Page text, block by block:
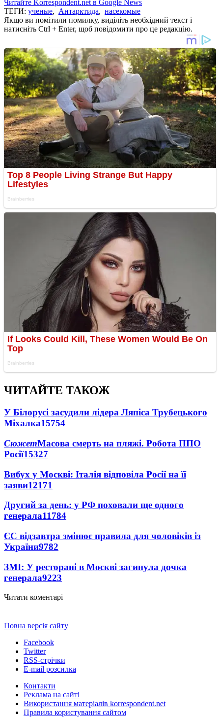
Читайте Korrespondent.net в Google News
ТЕГИ: ученые, Антарктида, насекомые
Якщо ви помітили помилку, виділіть необхідний текст і
натисніть Ctrl + Enter, щоб повідомити про це редакцію.
ЧИТАЙТЕ ТАКОЖ
У Білорусі засудили лідера Ляпіса Трубецького
Міхалка15754
СюжетМасова смерть на пляжі. Робота ППО
Росії15327
Вибух у Москві: Італія відповіла Росії на її
заяви12171
Другий за день: у РФ поховали ще одного
генерала11784
ЄС відзавтра змінює правила для чоловіків із
України9782
ЗМІ: У ресторані в Москві загинула дочка
генерала9223
Читати коментарі
Повна версія сайту
Facebook
Twitter
RSS-стрічки
E-mail розсилка
Контакти
Реклама на сайті
Використання матеріалів korrespondent.net
Правила користування сайтом